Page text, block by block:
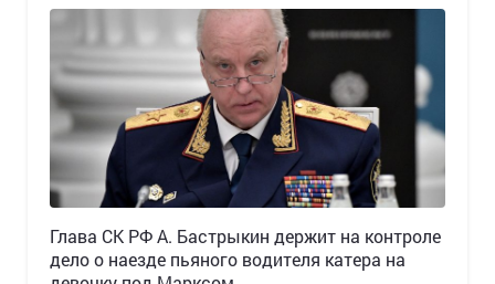
Глава СК РФ А. Бастрыкин держит на контроле
дело о наезде пьяного водителя катера на